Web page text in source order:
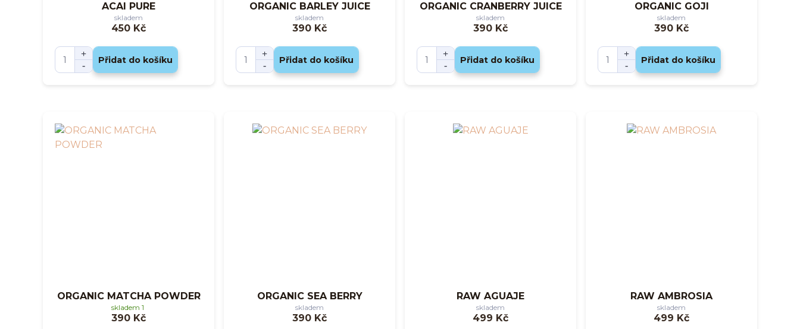
ACAI PURE
450 Kč
skladem
Přidat do košíku
ORGANIC BARLEY JUICE
390 Kč
skladem
Přidat do košíku
ORGANIC CRANBERRY JUICE
390 Kč
skladem
Přidat do košíku
ORGANIC GOJI
390 Kč
skladem
Přidat do košíku
ORGANIC MATCHA POWDER
390 Kč
skladem 1
ORGANIC SEA BERRY
390 Kč
skladem
RAW AGUAJE
499 Kč
skladem
RAW AMBROSIA
499 Kč
skladem